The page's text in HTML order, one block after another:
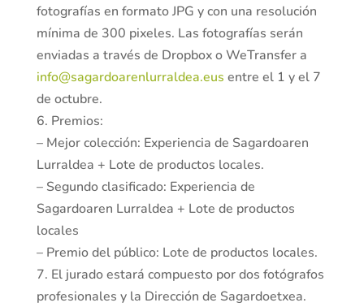
fotografías en formato JPG y con una resolución
mínima de 300 pixeles. Las fotografías serán
enviadas a través de Dropbox o WeTransfer a
info@sagardoarenlurraldea.eus entre el 1 y el 7
de octubre.
6. Premios:
– Mejor colección: Experiencia de Sagardoaren
Lurraldea + Lote de productos locales.
– Segundo clasificado: Experiencia de
Sagardoaren Lurraldea + Lote de productos
locales
– Premio del público: Lote de productos locales.
7. El jurado estará compuesto por dos fotógrafos
profesionales y la Dirección de Sagardoetxea.